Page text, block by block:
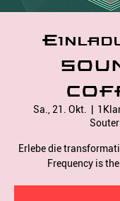
Sa., 21. Okt.
Erlebe die
Frequency is